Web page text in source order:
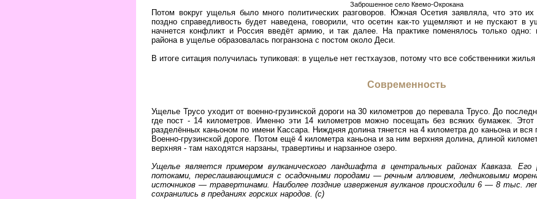
Заброшенное село Квемо-Окрокана
Потом вокруг ущелья было много политических разговоров. Южная Осетия заявляла, что это
поздно справедливость будет наведена, говорили, что осетин как-то ущемляют и не пускают в
начнется конфликт и Россия введёт армию, и так далее. На практике поменялось только одно:
района в ущелье образовалась погранзона с постом около Деси.
В итоге ситация получилась тупиковая: в ущелье нет гестхаузов, потому что все собственники
Современность
Ущелье Трусо уходит от военно-грузинской дороги на 30 километров до перевала Трусо. До
где пост - 14 километров. Именно эти 14 километров можно посещать без всяких бумажек. Этот
разделённых каньоном по имени Кассара. Ниждняя долина тянется на 4 километра до каньона и вся
Военно-грузинской дороге. Потом ещё 4 километра каньона и за ним верхняя долина, длиной
верхняя - там находятся нарзаны, травертины и нарзанное озеро.
Ущелье является примером вулканического ландшафта в центральных районах Кавказа.
потоками, переслаивающимися с осадочными породами — речным аллювием, ледниковыми
источников — травертинами. Наиболее поздние извержения вулканов происходили 6 — 8 тыс.
сохранились в преданиях горских народов. (с)